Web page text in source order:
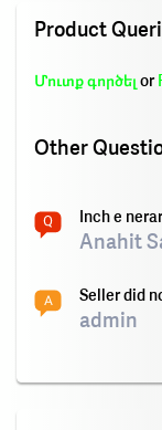
Product
Մուտք գործել or
Other
Inch e
Anahit
Seller did
admin